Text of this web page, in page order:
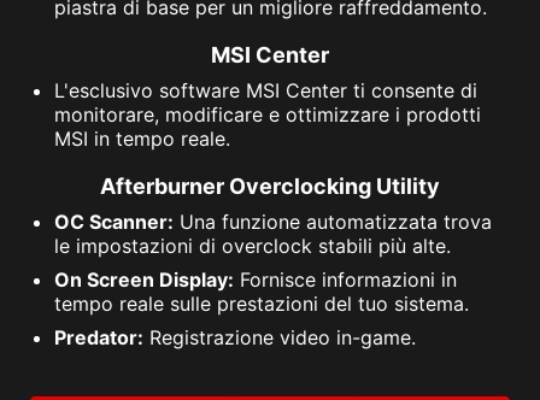
piastra di base per un migliore raffreddamento.
MSI Center
L'esclusivo software MSI Center ti consente di
monitorare, modificare e ottimizzare i prodotti
MSI in tempo reale.
Afterburner Overclocking Utility
OC Scanner: Una funzione automatizzata trova
le impostazioni di overclock stabili più alte.
On Screen Display: Fornisce informazioni in
tempo reale sulle prestazioni del tuo sistema.
Predator: Registrazione video in-game.